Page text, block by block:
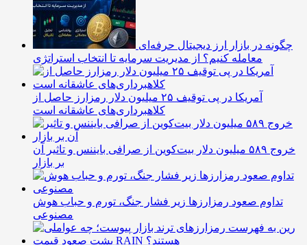
چگونه در بازار ارز دیجیتال حرفه‌ای
معامله کنیم؟ از مدیریت سرمایه تا انتخاب استراتژی
آمریکا در پی توقیف ۲۵ میلیون دلار رمزارز حاصل از
کلاهبرداری‌های عاشقانه است
خروج ۵۸۹ میلیون دلار بیت‌کوین از صرافی بایننس و تاثیر آن
بر بازار
تداوم صعود رمزارزها زیر فشار جنگ، تورم و حباب هوش
مصنوعی